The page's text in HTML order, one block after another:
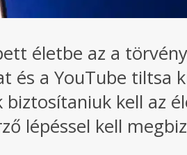
életbe az a
és a YouTube
kell az
lépéssel kell